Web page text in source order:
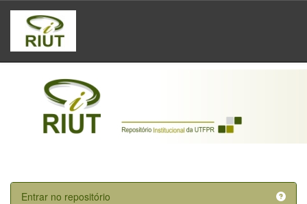
Skip
navigation
Entrar no repositório